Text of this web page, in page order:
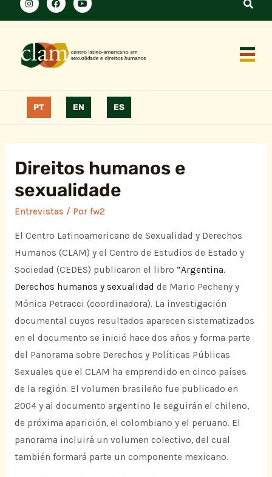
PT EN ES
Direitos humanos e
sexualidade
Entrevistas / Por fw2
El Centro Latinoamericano de Sexualidad y Derechos
Humanos (CLAM) y el Centro de Estudios de Estado y
Sociedad (CEDES) publicaron el libro “Argentina.
Derechos humanos y sexualidad de Mario Pecheny y
Mónica Petracci (coordinadora). La investigación
documental cuyos resultados aparecen sistematizados
en el documento se inició hace dos años y forma parte
del Panorama sobre Derechos y Políticas Públicas
Sexuales que el CLAM ha emprendido en cinco países
de la región. El volumen brasileño fue publicado en
2004 y al documento argentino le seguirán el chileno,
de próxima aparición, el colombiano y el peruano. El
panorama incluirá un volumen colectivo, del cual
también formará parte un componente mexicano.